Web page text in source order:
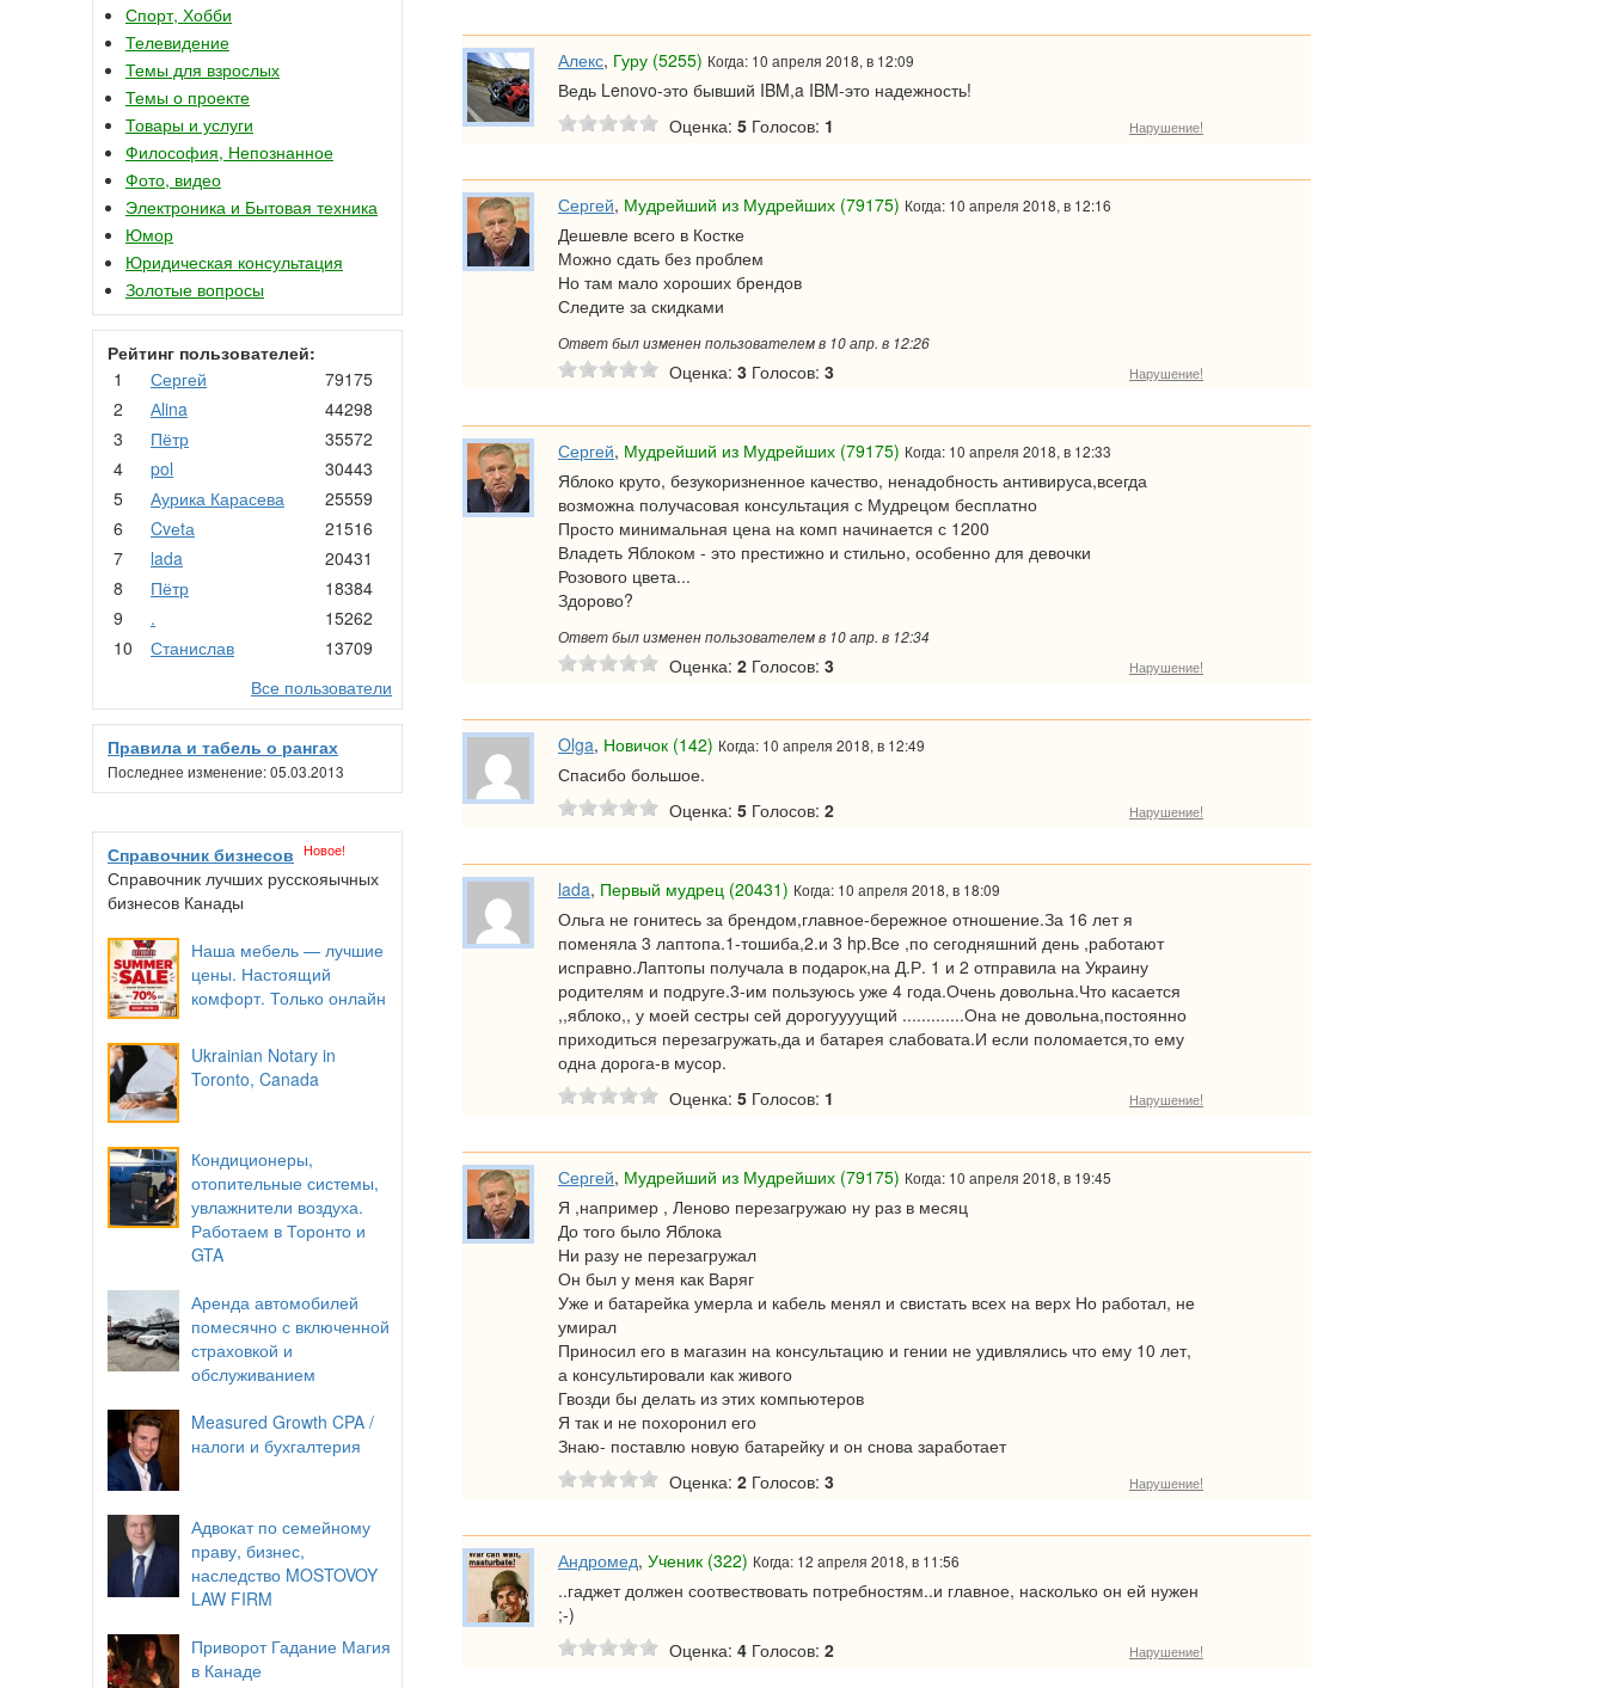
Спорт, Хобби
Телевидение
Темы для взрослых
Темы о проекте
Товары и услуги
Философия, Непознанное
Фото, видео
Электроника и Бытовая техника
Юмор
Юридическая консультация
Золотые вопросы
Рейтинг пользователей:
1
Сергей
79175
2
Аlina
44298
3
Пётр
35572
4
pol
30443
5
Аурика Карасева
25559
6
Cvеtа
21516
7
lada
20431
8
Пётр
18384
9
.
15262
10
Станислав
13709
Все пользователи
Правила и табель о рангах
Последнее изменение: 05.03.2013
Справочник бизнесов Новое!
Справочник лучших русскояычных
бизнесов Канады
Наша мебель — лучшие
цены. Настоящий
комфорт. Только онлайн
Ukrainian Notary in
Toronto, Canada
Кондиционеры,
отопительные системы,
увлажнители воздуха.
Работаем в Торонто и
GTA
Аренда автомобилей
помесячно с включенной
страховкой и
обслуживанием
Measured Growth CPA /
налоги и бухгалтерия
Адвокат по семейному
праву, бизнес,
наследство MOSTOVOY
LAW FIRM
Приворот Гадание Магия
в Канаде
Алекс, Гуру (5255) Когда: 10 апреля 2018, в 12:09
Ведь Lenovo-это бывший IBM,a IBM-это надежность!
Оценка: 5 Голосов: 1 Нарушение!
Сергей, Мудрейший из Мудрейших (79175) Когда: 10 апреля 2018, в 12:16
Дешевле всего в Костке
Можно сдать без проблем
Но там мало хороших брендов
Следите за скидками
Ответ был изменен пользователем в 10 апр. в 12:26
Оценка: 3 Голосов: 3 Нарушение!
Сергей, Мудрейший из Мудрейших (79175) Когда: 10 апреля 2018, в 12:33
Яблоко круто, безукоризненное качество, ненадобность антивируса,всегда
возможна получасовая консультация с Мудрецом бесплатно
Просто минимальная цена на комп начинается с 1200
Владеть Яблоком - это престижно и стильно, особенно для девочки
Розового цвета...
Здорово?
Ответ был изменен пользователем в 10 апр. в 12:34
Оценка: 2 Голосов: 3 Нарушение!
Olga, Новичок (142) Когда: 10 апреля 2018, в 12:49
Спасибо большое.
Оценка: 5 Голосов: 2 Нарушение!
lada, Первый мудрец (20431) Когда: 10 апреля 2018, в 18:09
Ольга не гонитесь за брендом,главное-бережное отношение.За 16 лет я
поменяла 3 лаптопа.1-тошиба,2.и 3 hp.Все ,по сегодняшний день ,работают
исправно.Лаптопы получала в подарок,на Д.Р. 1 и 2 отправила на Украину
родителям и подруге.3-им пользуюсь уже 4 года.Очень довольна.Что касается
,,яблоко,, у моей сестры сей дорогуууущий .............Она не довольна,постоянно
приходиться перезагружать,да и батарея слабовата.И если поломается,то ему
одна дорога-в мусор.
Оценка: 5 Голосов: 1 Нарушение!
Сергей, Мудрейший из Мудрейших (79175) Когда: 10 апреля 2018, в 19:45
Я ,например , Леново перезагружаю ну раз в месяц
До того было Яблока
Ни разу не перезагружал
Он был у меня как Варяг
Уже и батарейка умерла и кабель менял и свистать всех на верх Но работал, не
умирал
Приносил его в магазин на консультацию и гении не удивлялись что ему 10 лет,
а консультировали как живого
Гвозди бы делать из этих компьютеров
Я так и не похоронил его
Знаю- поставлю новую батарейку и он снова заработает
Оценка: 2 Голосов: 3 Нарушение!
Андромед, Ученик (322) Когда: 12 апреля 2018, в 11:56
..гаджет должен соотвествовать потребностям..и главное, насколько он ей нужен
;-)
Оценка: 4 Голосов: 2 Нарушение!